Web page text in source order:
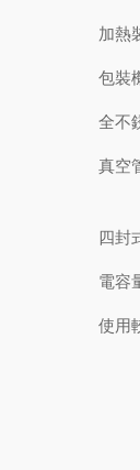
加熱裝
包裝機
全不銹
真空管
四封式
電容量
使用較